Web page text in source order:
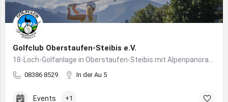
Golfclub Oberstaufen-Steibis e.V.
08386 8529 In der Au 5
Events +1